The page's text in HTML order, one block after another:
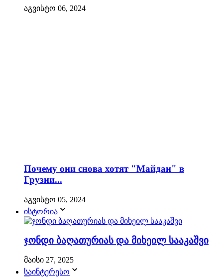
აგვისტო 06, 2024
Почему они снова хотят "Майдан" в
Грузии...
აგვისტო 05, 2024
ისტორია
ჯონდი ბაღათურიას და მიხეილ სააკაშვი
მაისი 27, 2025
საინტერესო